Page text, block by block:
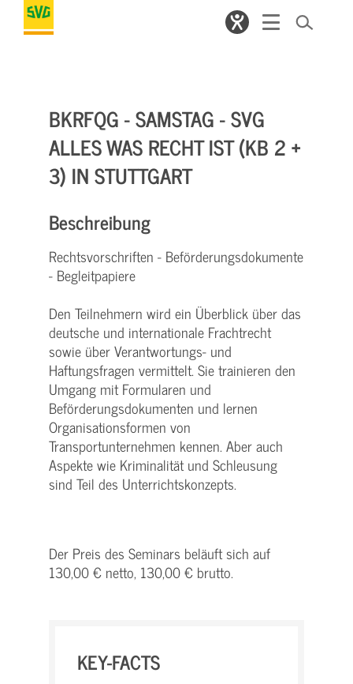
BKRFQG - SAMSTAG - SVG
ALLES WAS RECHT IST (KB 2 +
3) IN STUTTGART
Beschreibung
Rechtsvorschriften - Beförderungsdokumente
- Begleitpapiere
Den Teilnehmern wird ein Überblick über das
deutsche und internationale Frachtrecht
sowie über Verantwortungs- und
Haftungsfragen vermittelt. Sie trainieren den
Umgang mit Formularen und
Beförderungsdokumenten und lernen
Organisationsformen von
Transportunternehmen kennen. Aber auch
Aspekte wie Kriminalität und Schleusung
sind Teil des Unterrichtskonzepts.
Der Preis des Seminars beläuft sich auf
130,00 € netto, 130,00 € brutto.
KEY-FACTS